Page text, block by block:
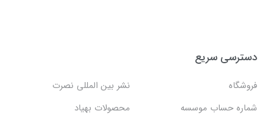
دسترسی سریع
فروشگاه
نشر بین المللی نصرت
شماره حساب موسسه
محصولات بهیاد